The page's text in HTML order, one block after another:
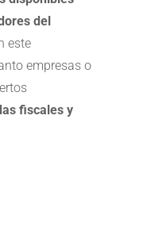
del
este
empresas o
fiscales y